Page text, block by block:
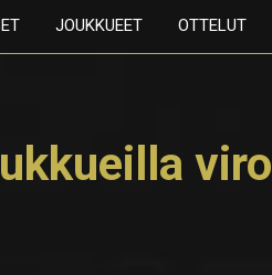
JOUKKUEET OTTELUT